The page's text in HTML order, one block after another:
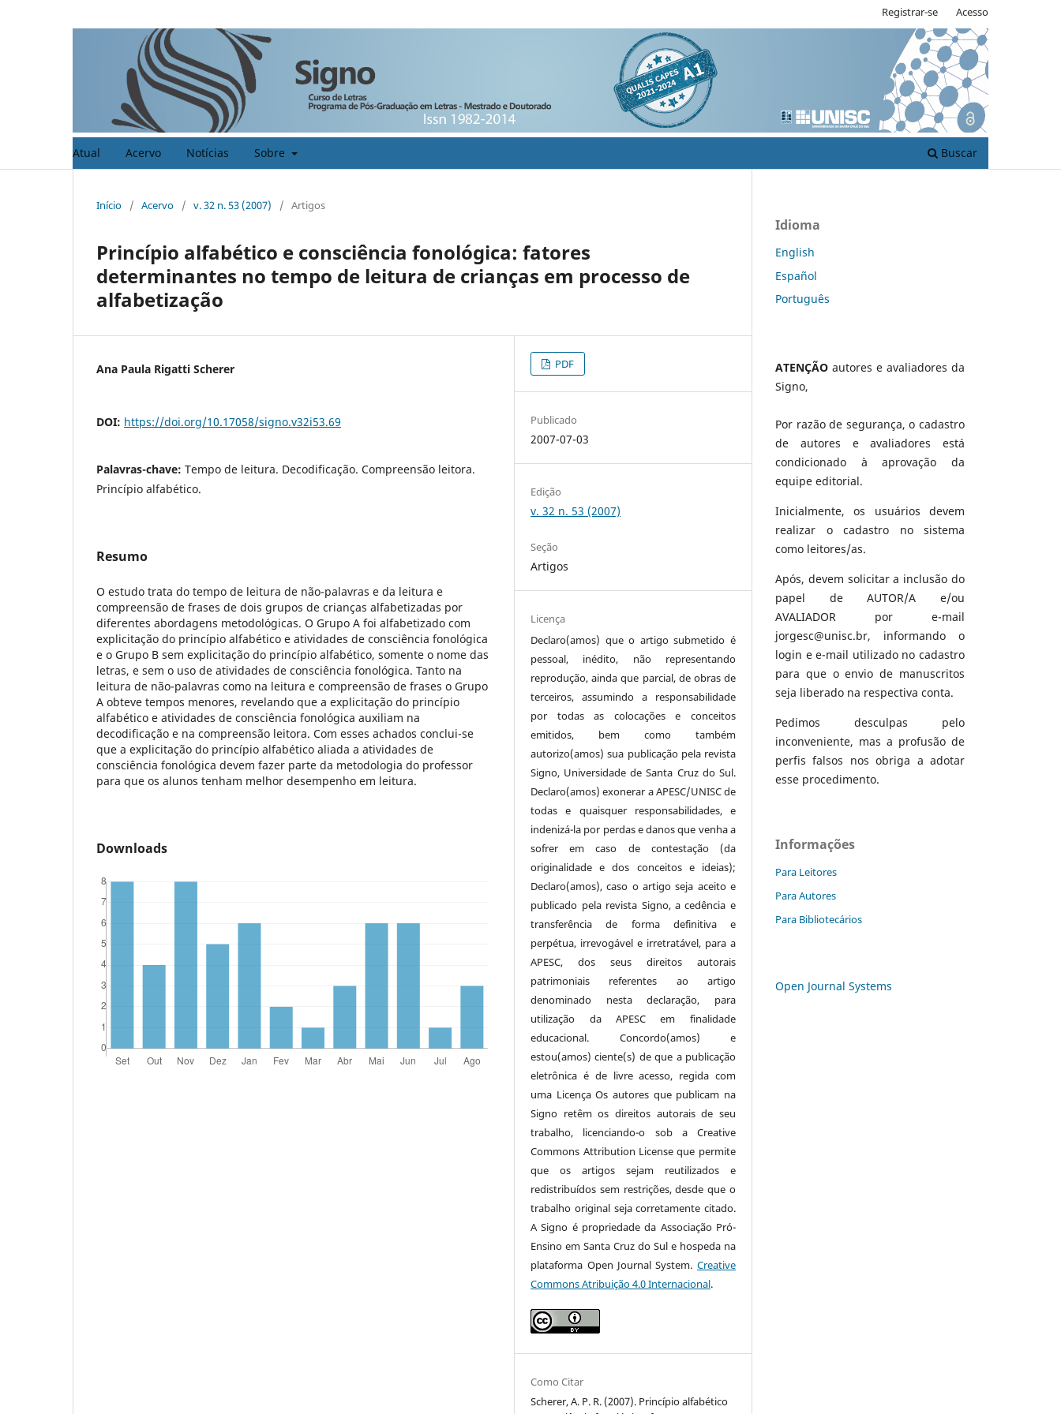
Atual Acervo Notícias Sobre Buscar
Registrar-se Acesso
Início / Acervo / v. 32 n. 53 (2007) / Artigos
Princípio alfabético e consciência fonológica: fatores
determinantes no tempo de leitura de crianças em processo de
alfabetização
Ana Paula Rigatti Scherer
DOI: https://doi.org/10.17058/signo.v32i53.69
Palavras-chave: Tempo de leitura. Decodificação. Compreensão leitora.
Princípio alfabético.
Resumo
O estudo trata do tempo de leitura de não-palavras e da leitura e
compreensão de frases de dois grupos de crianças alfabetizadas por
diferentes abordagens metodológicas. O Grupo A foi alfabetizado com
explicitação do princípio alfabético e atividades de consciência fonológica
e o Grupo B sem explicitação do princípio alfabético, somente o nome das
letras, e sem o uso de atividades de consciência fonológica. Tanto na
leitura de não-palavras como na leitura e compreensão de frases o Grupo
A obteve tempos menores, revelando que a explicitação do princípio
alfabético e atividades de consciência fonológica auxiliam na
decodificação e na compreensão leitora. Com esses achados conclui-se
que a explicitação do princípio alfabético aliada a atividades de
consciência fonológica devem fazer parte da metodologia do professor
para que os alunos tenham melhor desempenho em leitura.
Downloads
PDF
Publicado
2007-07-03
Edição
v. 32 n. 53 (2007)
Seção
Artigos
Licença
Declaro(amos) que o artigo submetido é
pessoal, inédito, não representando
reprodução, ainda que parcial, de obras de
terceiros, assumindo a responsabilidade
por todas as colocações e conceitos
emitidos, bem como também
autorizo(amos) sua publicação pela revista
Signo, Universidade de Santa Cruz do Sul.
Declaro(amos) exonerar a APESC/UNISC de
todas e quaisquer responsabilidades, e
indenizá-la por perdas e danos que venha a
sofrer em caso de contestação (da
originalidade e dos conceitos e ideias);
Declaro(amos), caso o artigo seja aceito e
publicado pela revista Signo, a cedência e
transferência de forma definitiva e
perpétua, irrevogável e irretratável, para a
APESC, dos seus direitos autorais
patrimoniais referentes ao artigo
denominado nesta declaração, para
utilização da APESC em finalidade
educacional. Concordo(amos) e
estou(amos) ciente(s) de que a publicação
eletrônica é de livre acesso, regida com
uma Licença Os autores que publicam na
Signo retêm os direitos autorais de seu
trabalho, licenciando-o sob a Creative
Commons Attribution License que permite
que os artigos sejam reutilizados e
redistribuídos sem restrições, desde que o
trabalho original seja corretamente citado.
A Signo é propriedade da Associação Pró-
Ensino em Santa Cruz do Sul e hospeda na
plataforma Open Journal System. Creative
Commons Atribuição 4.0 Internacional.
Como Citar
Scherer, A. P. R. (2007). Princípio alfabético
Idioma
English
Español
Português
ATENÇÃO autores e avaliadores da
Signo,
Por razão de segurança, o cadastro
de autores e avaliadores está
condicionado à aprovação da
equipe editorial.
Inicialmente, os usuários devem
realizar o cadastro no sistema
como leitores/as.
Após, devem solicitar a inclusão do
papel de AUTOR/A e/ou
AVALIADOR por e-mail
jorgesc@unisc.br, informando o
login e e-mail utilizado no cadastro
para que o envio de manuscritos
seja liberado na respectiva conta.
Pedimos desculpas pelo
inconveniente, mas a profusão de
perfis falsos nos obriga a adotar
esse procedimento.
Informações
Para Leitores
Para Autores
Para Bibliotecários
Open Journal Systems